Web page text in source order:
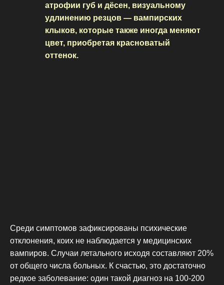
атрофии губ и дёсен, визуальному
удлинению резцов — вампирских
клыков, которые также иногда меняют
цвет, приобретая красноватый
оттенок.
Среди симптомов зафиксированы психические
отклонения, коих не наблюдается у медицинских
вампиров. Случаи летального исходя составляют 20%
от общего числа больных. К счастью, это достаточно
редкое заболевание: один такой диагноз на 100-200